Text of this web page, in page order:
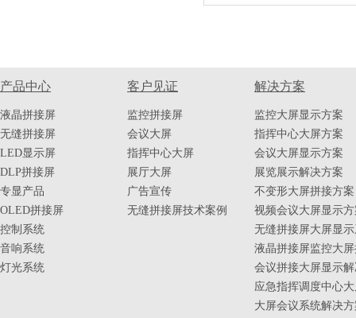
产品中心
液晶拼接屏
无缝拼接屏
LED显示屏
DLP拼接屏
专显产品
OLED拼接屏
控制系统
音响系统
灯光系统
客户见证
监控拼接屏
会议大屏
指挥中心大屏
展厅大屏
广告宣传
无缝拼接屏技术案例
解决方案
监控大屏显示方案
指挥中心大屏方案
会议大屏显示方案
展览展示解决方案
不变形大屏拼接方案
视频会议大屏显示
无缝拼接屏大屏显
液晶拼接屏监控大
会议拼接大屏显示
应急指挥调度中心
大屏会议系统解决